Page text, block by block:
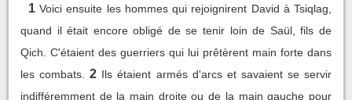
1 Voici ensuite les hommes qui rejoignirent David à Tsiqlag,
quand il était encore obligé de se tenir loin de Saül, fils de
Qich. C'étaient des guerriers qui lui prêtèrent main forte dans
les combats.
2 Ils étaient armés d'arcs et savaient se servir
indifféremment de la main droite ou de la main gauche pour